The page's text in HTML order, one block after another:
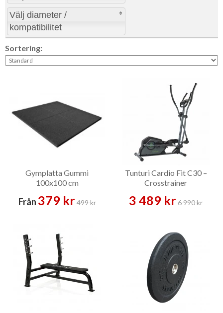
Välj diameter /
kompatibilitet
Sortering:
Gymplatta Gummi
100x100 cm
Från 379 kr499 kr
Tunturi Cardio Fit C30 –
Crosstrainer
3 489 kr6 990 kr